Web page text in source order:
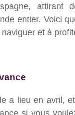
attirant
entier. Voici
et à
a lieu en avril,
si vous